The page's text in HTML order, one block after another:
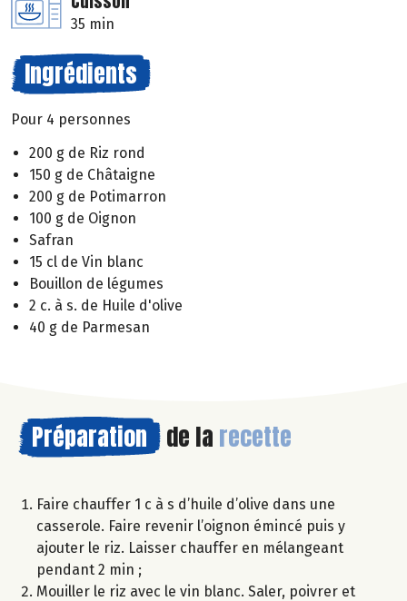
35 min
Ingrédients
Pour 4 personnes
200 g de Riz rond
150 g de Châtaigne
200 g de Potimarron
100 g de Oignon
Safran
15 cl de Vin blanc
Bouillon de légumes
2 c. à s. de Huile d'olive
40 g de Parmesan
Préparation de la recette
Faire chauffer 1 c à s d’huile d’olive dans une
casserole. Faire revenir l’oignon émincé puis y
ajouter le riz. Laisser chauffer en mélangeant
pendant 2 min ;
Mouiller le riz avec le vin blanc. Saler, poivrer et